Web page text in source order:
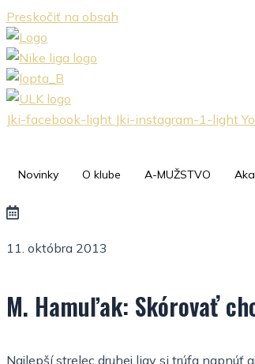
Preskočiť na obsah
Jki-facebook-light Jki-instagram-1-light
Novinky O klube A-MUŽSTVO
11. októbra 2013
M. Hamuľak: Skórovať
Najlepší strelec druhej ligy si trúfa napnúť